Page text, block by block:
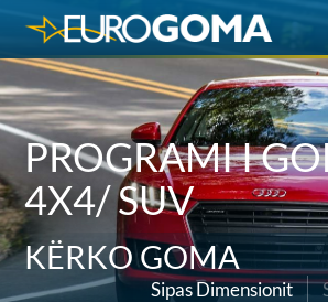
PROGRAMI I
4X4/ SUV
KËRKO GOMA
Sipas Dimensionit